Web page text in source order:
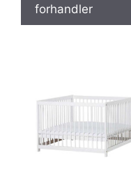
forhandler